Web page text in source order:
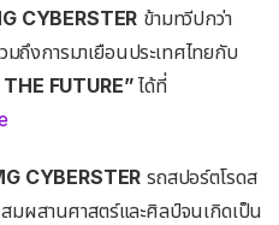
CYBERSTER ข้ามทวีปกว่า
มถึงการมาเยือนประเทศไทยกับ
FUTURE”ได้ที่
CYBERSTER รถสปอร์ตโรดส
ผสานศาสตร์และศิลป์จนเกิดเป็น